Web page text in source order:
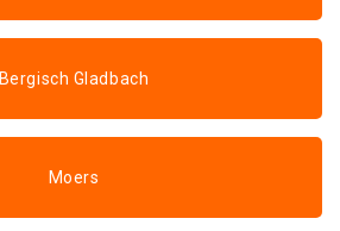
Bergisch Gladbach
Moers